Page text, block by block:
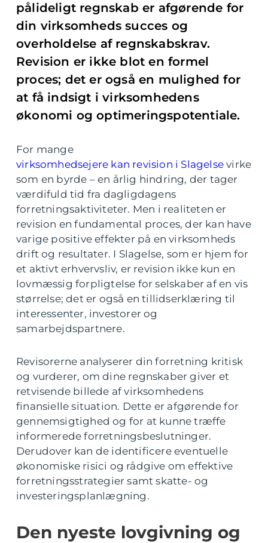
pålideligt regnskab er afgørende for
din virksomheds succes og
overholdelse af regnskabskrav.
Revision er ikke blot en formel
proces; det er også en mulighed for
at få indsigt i virksomhedens
økonomi og optimeringspotentiale.
For mange
virksomhedsejere kan revision i Slagelse virke
som en byrde – en årlig hindring, der tager
værdifuld tid fra dagligdagens
forretningsaktiviteter. Men i realiteten er
revision en fundamental proces, der kan have
varige positive effekter på en virksomheds
drift og resultater. I Slagelse, som er hjem for
et aktivt erhvervsliv, er revision ikke kun en
lovmæssig forpligtelse for selskaber af en vis
størrelse; det er også en tillidserklæring til
interessenter, investorer og
samarbejdspartnere.
Revisorerne analyserer din forretning kritisk
og vurderer, om dine regnskaber giver et
retvisende billede af virksomhedens
finansielle situation. Dette er afgørende for
gennemsigtighed og for at kunne træffe
informerede forretningsbeslutninger.
Derudover kan de identificere eventuelle
økonomiske risici og rådgive om effektive
forretningsstrategier samt skatte- og
investeringsplanlægning.
Den nyeste lovgivning og